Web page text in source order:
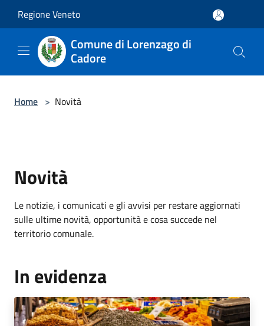
Regione Veneto
Comune di Lorenzago di
Cadore
Home > Novità
Novità
Le notizie, i comunicati e gli avvisi per restare aggiornati
sulle ultime novità, opportunità e cosa succede nel
territorio comunale.
In evidenza